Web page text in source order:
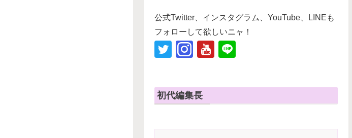
公式Twitter、インスタグラム、YouTube、LINEも
フォローして欲しいニャ！
初代編集長